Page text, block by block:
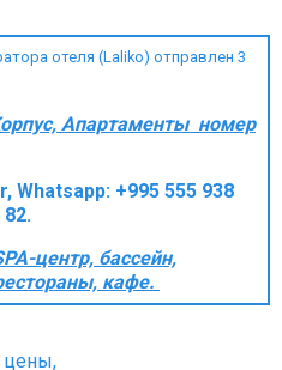
отеля (Laliko) отправлен 3
Апартаменты номер
Whatsapp: +995 555 938
82.
центр, бассейн,
кафе.
цены,